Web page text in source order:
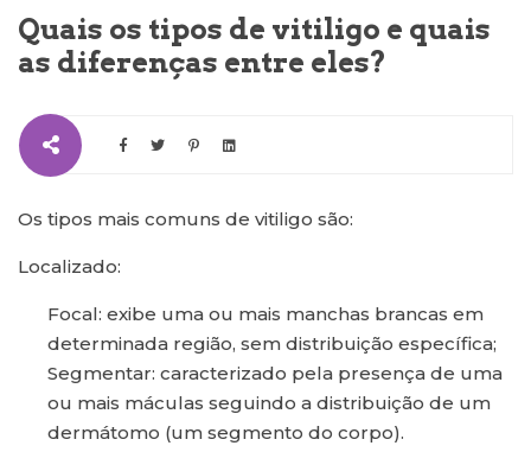
Quais os tipos de vitiligo e quais
as diferenças entre eles?
Os tipos mais comuns de vitiligo são:
Localizado:
Focal: exibe uma ou mais manchas brancas em
determinada região, sem distribuição específica;
Segmentar: caracterizado pela presença de uma
ou mais máculas seguindo a distribuição de um
dermátomo (um segmento do corpo).